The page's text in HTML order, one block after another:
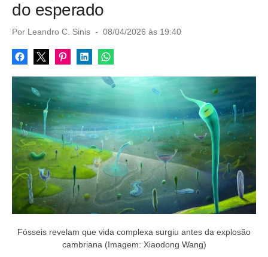
do esperado
Por Leandro C. Sinis
P
s
t
d
08/04/2026 às 19:40
Fósseis revelam que vida complexa surgiu antes da explosão
cambriana (Imagem: Xiaodong Wang)